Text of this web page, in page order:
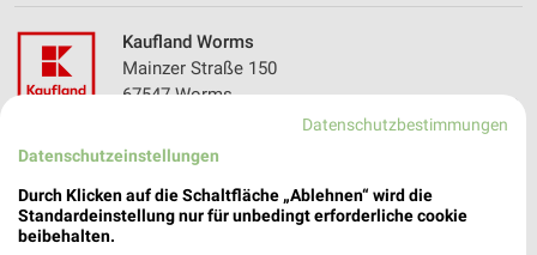
❯
Kaufland Worms
Mainzer Straße 150
67547 Worms
Heute 06:00 - 22:00 Uhr | Schließt in 50 Min.
Datenschutzbestimmungen
Datenschutzeinstellungen
Durch Klicken auf die Schaltfläche „Ablehnen“ wird die
Standardeinstellung nur für unbedingt erforderliche cookie
beibehalten.